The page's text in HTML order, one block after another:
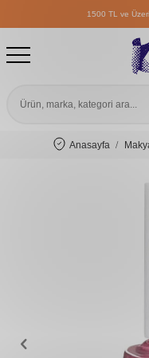
1500 TL ve
1500 TL ve
1500 TL ve
Anasayfa